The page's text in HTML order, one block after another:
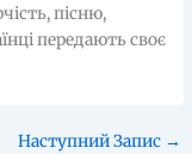
пісню,
передають своє
Наступний Запис →